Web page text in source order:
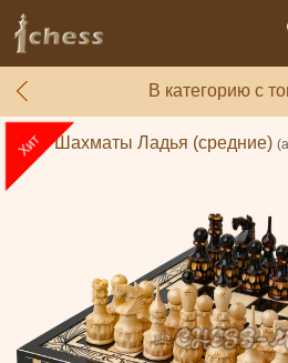
В категорию с
Шахматы Ладья (средние)